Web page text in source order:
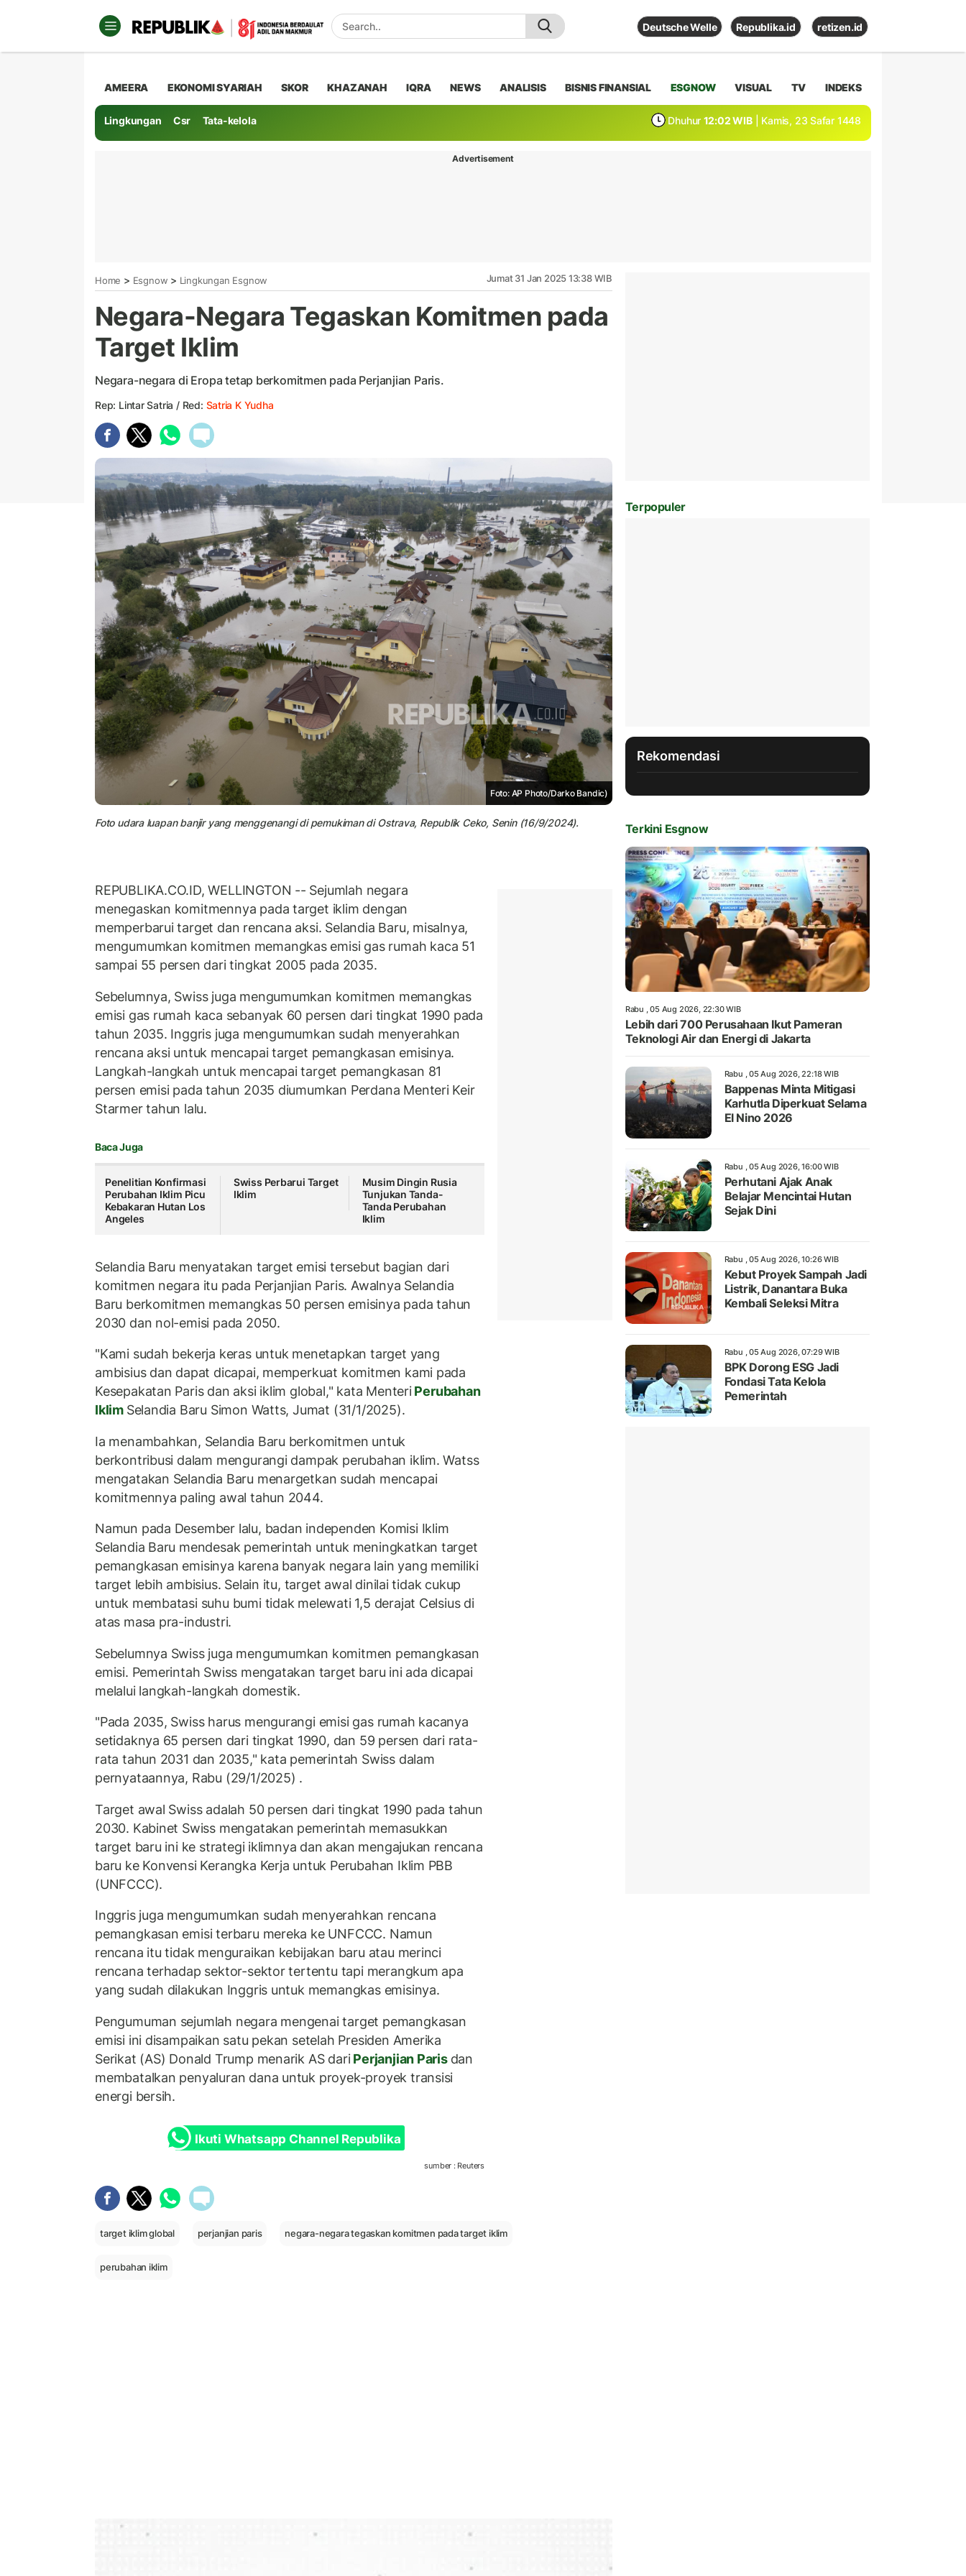
Deutsche Welle Republika.id retizen.id
AMEERA EKONOMI SYARIAH SKOR KHAZANAH IQRA NEWS ANALISIS BISNIS FINANSIAL ESGNOW VISUAL TV INDEKS
Lingkungan Csr Tata-kelola Dhuhur 12:02 WIB | Kamis, 23 Safar 1448
Advertisement
Home > Esgnow > Lingkungan Esgnow Jumat 31 Jan 2025 13:38 WIB
Negara-Negara Tegaskan Komitmen pada
Target Iklim
Negara-negara di Eropa tetap berkomitmen pada Perjanjian Paris.
Rep: Lintar Satria / Red: Satria K Yudha
Foto: AP Photo/Darko Bandic)
Foto udara luapan banjir yang menggenangi di pemukiman di Ostrava, Republik Ceko, Senin (16/9/2024).
REPUBLIKA.CO.ID, WELLINGTON -- Sejumlah negara
menegaskan komitmennya pada target iklim dengan
memperbarui target dan rencana aksi. Selandia Baru, misalnya,
mengumumkan komitmen memangkas emisi gas rumah kaca 51
sampai 55 persen dari tingkat 2005 pada 2035.
Sebelumnya, Swiss juga mengumumkan komitmen memangkas
emisi gas rumah kaca sebanyak 60 persen dari tingkat 1990 pada
tahun 2035. Inggris juga mengumumkan sudah menyerahkan
rencana aksi untuk mencapai target pemangkasan emisinya.
Langkah-langkah untuk mencapai target pemangkasan 81
persen emisi pada tahun 2035 diumumkan Perdana Menteri Keir
Starmer tahun lalu.
Baca Juga
Penelitian Konfirmasi
Perubahan Iklim Picu
Kebakaran Hutan Los
Angeles
Swiss Perbarui Target
Iklim
Musim Dingin Rusia
Tunjukan Tanda-
Tanda Perubahan
Iklim
Selandia Baru menyatakan target emisi tersebut bagian dari
komitmen negara itu pada Perjanjian Paris. Awalnya Selandia
Baru berkomitmen memangkas 50 persen emisinya pada tahun
2030 dan nol-emisi pada 2050.
"Kami sudah bekerja keras untuk menetapkan target yang
ambisius dan dapat dicapai, memperkuat komitmen kami pada
Kesepakatan Paris dan aksi iklim global," kata MenteriPerubahan
Iklim Selandia Baru Simon Watts, Jumat (31/1/2025).
Ia menambahkan, Selandia Baru berkomitmen untuk
berkontribusi dalam mengurangi dampak perubahan iklim. Watss
mengatakan Selandia Baru menargetkan sudah mencapai
komitmennya paling awal tahun 2044.
Namun pada Desember lalu, badan independen Komisi Iklim
Selandia Baru mendesak pemerintah untuk meningkatkan target
pemangkasan emisinya karena banyak negara lain yang memiliki
target lebih ambisius. Selain itu, target awal dinilai tidak cukup
untuk membatasi suhu bumi tidak melewati 1,5 derajat Celsius di
atas masa pra-industri.
Sebelumnya Swiss juga mengumumkan komitmen pemangkasan
emisi. Pemerintah Swiss mengatakan target baru ini ada dicapai
melalui langkah-langkah domestik.
"Pada 2035, Swiss harus mengurangi emisi gas rumah kacanya
setidaknya 65 persen dari tingkat 1990, dan 59 persen dari rata-
rata tahun 2031 dan 2035," kata pemerintah Swiss dalam
pernyataannya, Rabu (29/1/2025) .
Target awal Swiss adalah 50 persen dari tingkat 1990 pada tahun
2030. Kabinet Swiss mengatakan pemerintah memasukkan
target baru ini ke strategi iklimnya dan akan mengajukan rencana
baru ke Konvensi Kerangka Kerja untuk Perubahan Iklim PBB
(UNFCCC).
Inggris juga mengumumkan sudah menyerahkan rencana
pemangkasan emisi terbaru mereka ke UNFCCC. Namun
rencana itu tidak menguraikan kebijakan baru atau merinci
rencana terhadap sektor-sektor tertentu tapi merangkum apa
yang sudah dilakukan Inggris untuk memangkas emisinya.
Pengumuman sejumlah negara mengenai target pemangkasan
emisi ini disampaikan satu pekan setelah Presiden Amerika
Serikat (AS) Donald Trump menarik AS dariPerjanjian Paris dan
membatalkan penyaluran dana untuk proyek-proyek transisi
energi bersih.
Ikuti Whatsapp Channel Republika
sumber : Reuters
target iklim global perjanjian paris negara-negara tegaskan komitmen pada target iklim
perubahan iklim
Terpopuler
Rekomendasi
Terkini Esgnow
Rabu , 05 Aug 2026, 22:30 WIB
Lebih dari 700 Perusahaan Ikut Pameran
Teknologi Air dan Energi di Jakarta
Rabu , 05 Aug 2026, 22:18 WIB
Bappenas Minta Mitigasi
Karhutla Diperkuat Selama
El Nino 2026
Rabu , 05 Aug 2026, 16:00 WIB
Perhutani Ajak Anak
Belajar Mencintai Hutan
Sejak Dini
Rabu , 05 Aug 2026, 10:26 WIB
Kebut Proyek Sampah Jadi
Listrik, Danantara Buka
Kembali Seleksi Mitra
Rabu , 05 Aug 2026, 07:29 WIB
BPK Dorong ESG Jadi
Fondasi Tata Kelola
Pemerintah